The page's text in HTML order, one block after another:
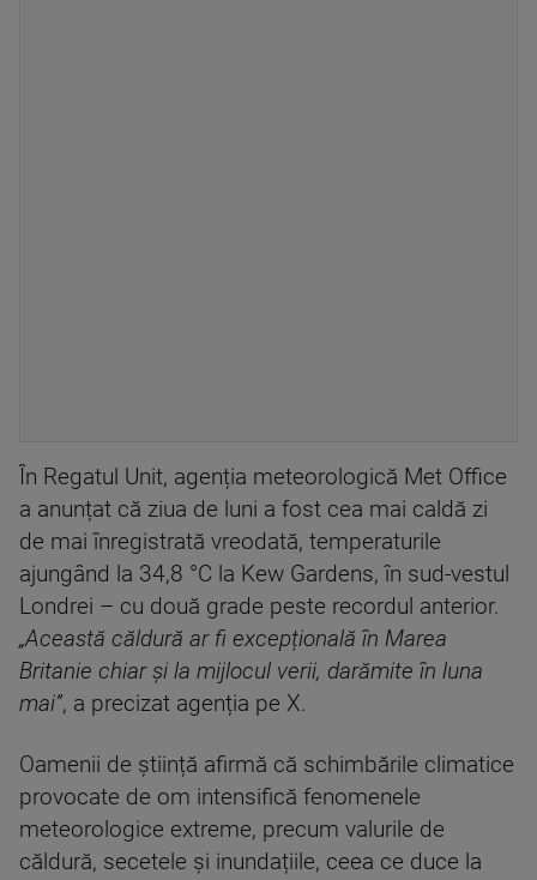
În Regatul Unit, agenția meteorologică Met Office
a anunțat că ziua de luni a fost cea mai caldă zi
de mai înregistrată vreodată, temperaturile
ajungând la 34,8 °C la Kew Gardens, în sud-vestul
Londrei – cu două grade peste recordul anterior.
„Această căldură ar fi excepțională în Marea
Britanie chiar și la mijlocul verii, darămite în luna
mai”, a precizat agenția pe X.
Oamenii de știință afirmă că schimbările climatice
provocate de om intensifică fenomenele
meteorologice extreme, precum valurile de
căldură, secetele și inundațiile, ceea ce duce la